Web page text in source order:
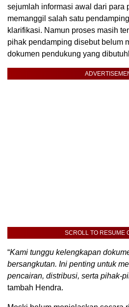
sejumlah informasi awal dari para
memanggil salah satu
klarifikasi. Namun proses masih
pihak pendamping disebut belum
dokumen pendukung yang
SCROLL TO RESUME
“Kami tunggu kelengkapan
bersangkutan. Ini penting untuk
pencairan, distribusi, serta pihak-
tambah Hendra.